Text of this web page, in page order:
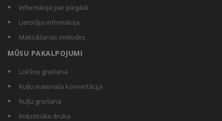
Informācija par piegādi
Lietotāja informācija
Maksāšanas metodes
MŪSU PAKALPOJUMI
Lokšņu griešana
Ruļļu materiala konvertācija
Ruļļu griešana
Industriāla druka